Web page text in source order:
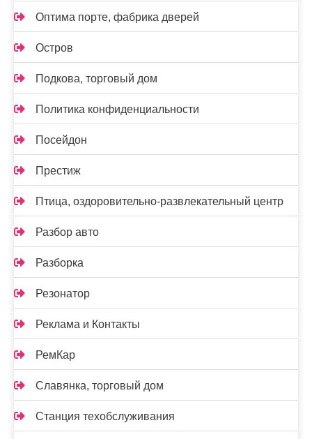
Оптима порте, фабрика дверей
Остров
Подкова, торговый дом
Политика конфиденциальности
Посейдон
Престиж
Птица, оздоровительно-развлекательный центр
Разбор авто
Разборка
Резонатор
Реклама и Контакты
РемКар
Славянка, торговый дом
Станция техобслуживания